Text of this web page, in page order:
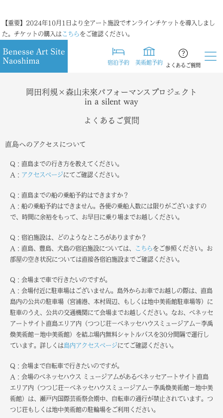
【重要】2024年10月1日より全アート施設でオンラインチケットを導入しまし
た。チケットの購入は こちらをご確認ください。
宿泊予約 美術館予約 よくあるご質問
岡田利規×森山未來パフォーマンスプロジェクト
in a silent way
よくあるご質問
直島へのアクセスについて
Q：直島までの行き方を教えてください。
A： アクセスページにてご確認ください。
Q：直島までの船の乗船予約はできますか？
A：船の乗船予約はできません。各便の乗船人数には限りがございますの
で、時間に余裕をもって、お早目に乗り場までお越しください。
Q：宿泊施設は、どのようなところがありますか？
A：直島、豊島、犬島の宿泊施設については、
こちらをご参照ください。お
部屋の空き状況については直接各宿泊施設までご確認ください。
Q：会場まで車で行きたいのですが。
A：会場付近に駐車場はございません。島外からお車でお越しの際は、直島
島内の公共の駐車場（宮浦港、本村周辺、もしくは地中美術館駐車場等）に
駐車のうえ、公共の交通機関にて会場までお越しください。なお、ベネッセ
アートサイト直島エリア内（つつじ荘－ベネッセハウスミュージアム－李禹
煥美術館－地中美術館）を結ぶ場内無料シャトルバスを30分間隔で運行し
ています。詳しくは 島内アクセスページにてご確認ください。
Q：会場まで自転車で行きたいのですが。
A：会場のベネッセハウス ミュージアムがあるベネッセアートサイト直島
エリア内（つつじ荘－ベネッセハウスミュージアム－李禹煥美術館－地中美
術館）は、瀬戸内国際芸術祭会期中、自転車の通行が禁止されています。つ
つじ荘もしくは地中美術館の駐輪場をご利用ください。